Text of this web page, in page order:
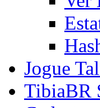
Jogue
TibiaBR